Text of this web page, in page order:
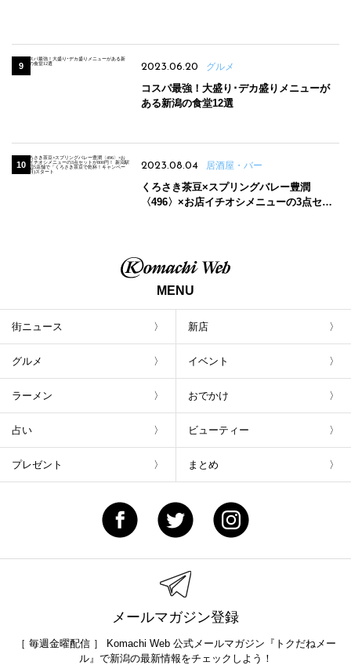
2023.06.20 グルメ
コスパ最強！大盛り･デカ盛りメニューが
ある新潟の食堂12選
2023.08.04 居酒屋・バー
くろさき茶豆×スプリングバレー豊潤
〈496〉×お店イチオシメニューの3点セッ
MENU
街ニュース 新店
グルメ イベント
ラーメン おでかけ
占い ビューティー
プレゼント まとめ
メールマガジン登録
［ 毎週金曜配信 ］ Komachi Web 公式メールマガジン『トクだねメー
ル』で新潟の最新情報をチェックしよう！